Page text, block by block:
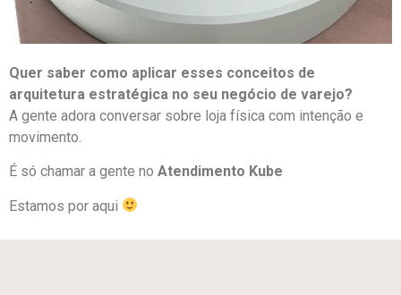
Quer saber como aplicar esses conceitos de
arquitetura estratégica no seu negócio de varejo?
A gente adora conversar sobre loja física com intenção e
movimento.
É só chamar a gente no Atendimento Kube
Estamos por aqui